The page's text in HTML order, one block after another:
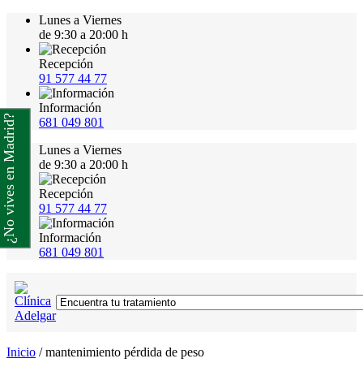
Lunes a Viernes
de 9:30 a 20:00 h
Recepción
91 577 44 77
Información
681 049 801
Lunes a Viernes
de 9:30 a 20:00 h
Recepción
91 577 44 77
Información
681 049 801
Inicio /mantenimiento pérdida de peso
¿No vives en Madrid?